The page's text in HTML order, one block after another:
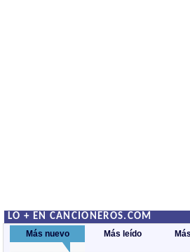
LO + EN CANCIONEROS.COM
Más nuevo Más leído